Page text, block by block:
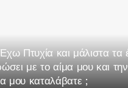
Πτυχία και μάλιστα τα
με το αίμα μου και την
μου καταλάβατε ;